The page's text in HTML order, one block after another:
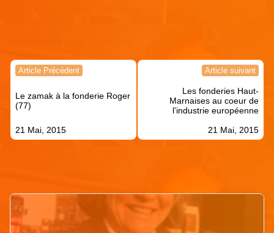
Navigation
l’article
Article Précédent
Le zamak à la fonderie Roger
(77)
21 Mai, 2015
Article suivant
Les fonderies Haut-
Marnaises au coeur de
l’industrie européenne
21 Mai, 2015